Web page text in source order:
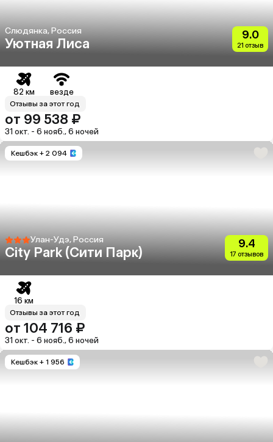
Слюдянка, Россия
Уютная Лиса
9.0
21 отзыв
82 км везде
Отзывы за этот год
от 99 538 ₽
31 окт. - 6 нояб., 6 ночей
Кешбэк + 2 094
Улан-Удэ, Россия
City Park (Сити Парк)
9.4
17 отзывов
16 км
Отзывы за этот год
от 104 716 ₽
31 окт. - 6 нояб., 6 ночей
Кешбэк + 1 956